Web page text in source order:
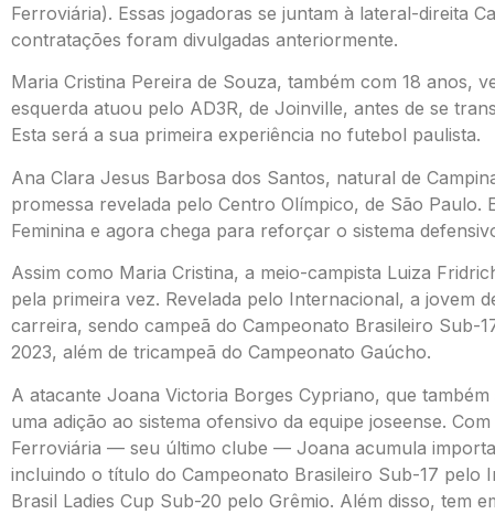
Ferroviária). Essas jogadoras se juntam à lateral-direita
contratações foram divulgadas anteriormente.
Maria Cristina Pereira de Souza, também com 18 anos,
esquerda atuou pelo AD3R, de Joinville, antes de se
Esta será a sua primeira experiência no futebol paulista.
Ana Clara Jesus Barbosa dos Santos, natural de
promessa revelada pelo Centro Olímpico, de São Paulo.
Feminina e agora chega para reforçar o sistema
Assim como Maria Cristina, a meio-campista Luiza
pela primeira vez. Revelada pelo Internacional, a jovem
carreira, sendo campeã do Campeonato Brasileiro Sub-
2023, além de tricampeã do Campeonato Gaúcho.
A atacante Joana Victoria Borges Cypriano, que
uma adição ao sistema ofensivo da equipe joseense.
Ferroviária — seu último clube — Joana acumula
incluindo o título do Campeonato Brasileiro Sub-17 pelo
Brasil Ladies Cup Sub-20 pelo Grêmio. Além disso, tem